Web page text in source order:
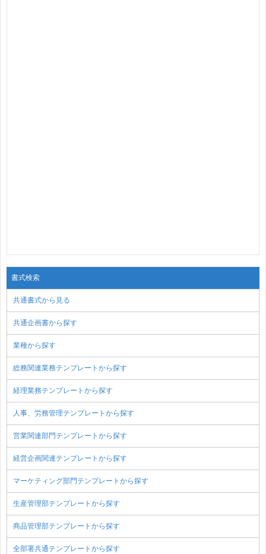
書式検索
共通書式から見る
共通企画書から探す
業種から探す
総務関連業務テンプレートから探す
経理業務テンプレートから探す
人事、労務管理テンプレートから探す
営業関連部門テンプレートから探す
経営企画関連テンプレートから探す
マーケティング部門テンプレートから探す
生産管理部テンプレートから探す
商品管理部テンプレートから探す
全部署共通テンプレートから探す